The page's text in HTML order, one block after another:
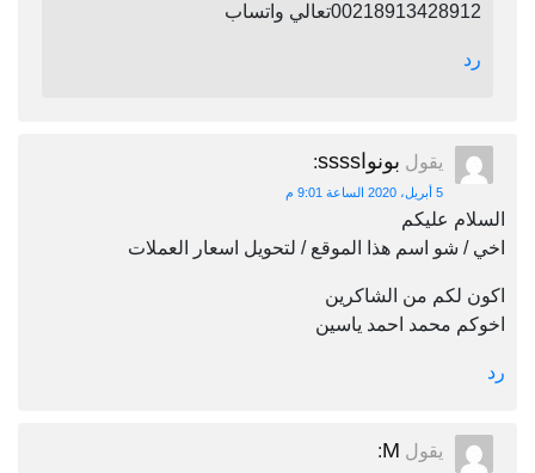
00218913428912تعالي واتساب
رد
يقول بونواssss :
5 أبريل، 2020 الساعة 9:01 م
السلام عليكم
اخي / شو اسم هذا الموقع / لتحويل اسعار العملات
اكون لكم من الشاكرين
اخوكم محمد احمد ياسين
رد
يقول M
: